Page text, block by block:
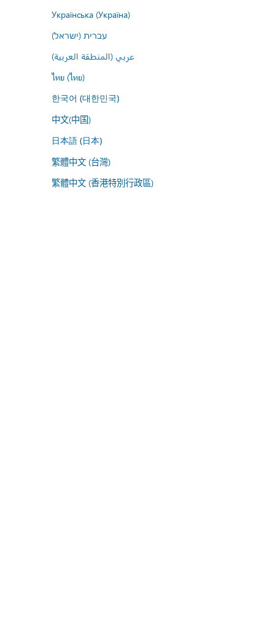
Українська (Україна)
עברית (ישראל)
عربي (المنطقة العربية)
ไทย (ไทย)
한국어 (대한민국)
中文(中国)
日本語 (日本)
繁體中文 (台灣)
繁體中文 (香港特別行政區)